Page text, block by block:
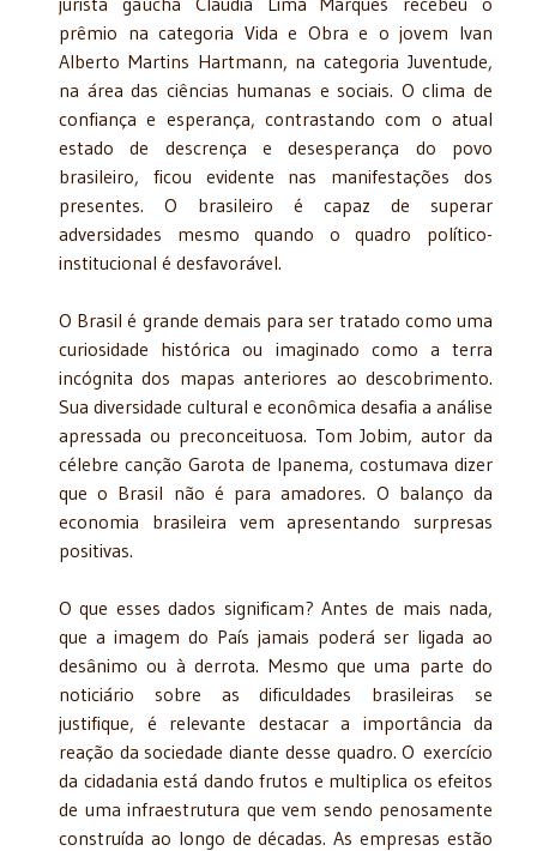
prêmio na categoria Vida e Obra e o jovem Ivan
Alberto Martins Hartmann, na categoria Juventude,
na área das ciências humanas e sociais. O clima de
confiança e esperança, contrastando com o atual
estado de descrença e desesperança do povo
brasileiro, ficou evidente nas manifestações dos
presentes. O brasileiro é capaz de superar
adversidades mesmo quando o quadro político-
institucional é desfavorável.
O Brasil é grande demais para ser tratado como uma
curiosidade histórica ou imaginado como a terra
incógnita dos mapas anteriores ao descobrimento.
Sua diversidade cultural e econômica desafia a análise
apressada ou preconceituosa. Tom Jobim, autor da
célebre canção Garota de Ipanema, costumava dizer
que o Brasil não é para amadores. O balanço da
economia brasileira vem apresentando surpresas
positivas.
O que esses dados significam? Antes de mais nada,
que a imagem do País jamais poderá ser ligada ao
desânimo ou à derrota. Mesmo que uma parte do
noticiário sobre as dificuldades brasileiras se
justifique, é relevante destacar a importância da
reação da sociedade diante desse quadro. O exercício
da cidadania está dando frutos e multiplica os efeitos
de uma infraestrutura que vem sendo penosamente
construída ao longo de décadas. As empresas estão